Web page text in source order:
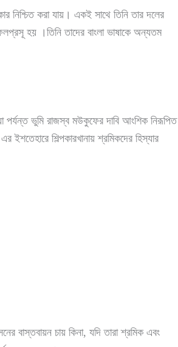
নিশ্চিত করা যায়। একই সাথে তিনি তার দলের
হয় ।তিনি তাদের বাংলা ভাষাকে অন্যতম
পর্যন্ত ভুমি রাজস্ব মউকুফের দাবি আংশিক নিরূপিত
শিল্পকারখানায় শ্রমিকদের হিস্যার
বাস্তবায়ন চায় কিনা, যদি তারা শ্রমিক এবং